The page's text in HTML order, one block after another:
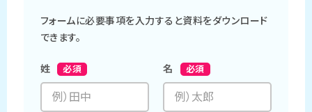
フォームに必要事項を入力すると資料をダウンロード
できます。
姓 必須 名 必須